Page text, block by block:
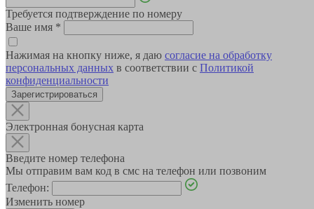
Требуется подтверждение по номеру
Ваше имя *
Нажимая на кнопку ниже, я даю согласие на обработку
персональных данных в соответствии с Политикой
конфиденциальности
Зарегистрироваться
Электронная бонусная карта
Введите номер телефона
Мы отправим вам код в смс на телефон или позвоним
Телефон:
Изменить номер